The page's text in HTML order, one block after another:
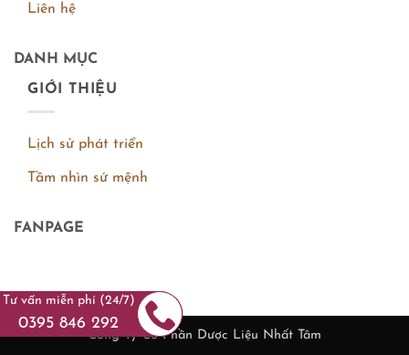
Liên hệ
DANH MỤC
GIỚI THIỆU
Lịch sử phát triển
Tầm nhìn sứ mệnh
FANPAGE
Công Ty Cổ Phần Dược Liệu Nhất Tâm
Tư vấn miễn phí (24/7)
0395 846 292